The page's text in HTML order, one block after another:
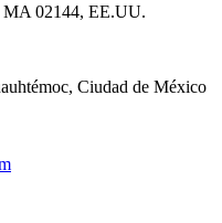
MA 02144, EE.UU.
Ciudad de México